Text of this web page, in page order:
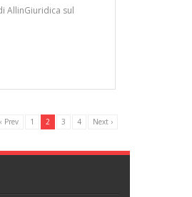
AllinGiuridica sul
‹ Prev 1 2 3 4 Next ›